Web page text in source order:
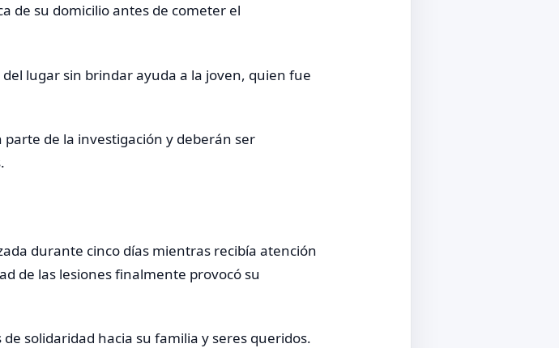
de su domicilio antes de cometer el
lugar sin brindar ayuda a la joven, quien fue
de la investigación y deberán ser
durante cinco días mientras recibía atención
de las lesiones finalmente provocó su
solidaridad hacia su familia y seres queridos.